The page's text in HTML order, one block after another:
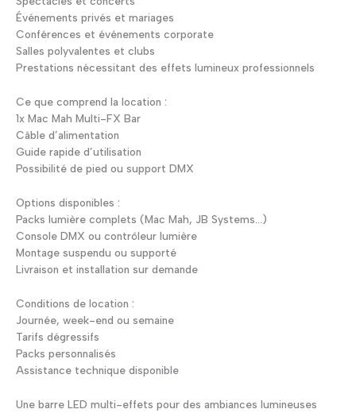
Événements privés et mariages
Conférences et événements corporate
Salles polyvalentes et clubs
Prestations nécessitant des effets lumineux professionnels
Ce que comprend la location :
1x Mac Mah Multi-FX Bar
Câble d’alimentation
Guide rapide d’utilisation
Possibilité de pied ou support DMX
Options disponibles :
Packs lumière complets (Mac Mah, JB Systems…)
Console DMX ou contrôleur lumière
Montage suspendu ou supporté
Livraison et installation sur demande
Conditions de location :
Journée, week-end ou semaine
Tarifs dégressifs
Packs personnalisés
Assistance technique disponible
Une barre LED multi-effets pour des ambiances lumineuses